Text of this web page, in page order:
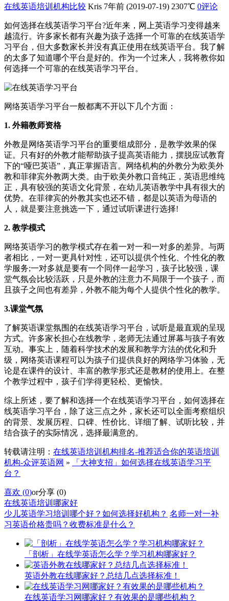
在线英语培训机构比较 Kris 7年前 (2019-07-19) 2307℃ 0评论
如何选择在线英语学习平台?近年来，网上英语学习变得越来
越流行。许多家长都有兴趣为孩子选择一个可靠的在线英语学
习平台，但大多数家长并没有真正使用在线英语平台。我了解
的太多了知道哪个平台是好的。作为一个过来人，我将教你如
何选择一个可靠的在线英语学习平台。
网络英语学习平台一般都离不开以下几个方面：
1. 外籍教师资格
外教是网络英语学习平台的重要组成部分，是教学效果的保
证。只有好的外教才能帮助孩子提高英语能力，摆脱应试教育
下的“哑巴英语”，真正掌握语言。网络机构的外教分为欧美外
教和菲律宾外教两大类。由于欧美外教口音纯正，英语思维纯
正，具有较强的英语文化背景，在幼儿英语教学中具有很大的
优势。在菲律宾的外教其实也还不错，都是以英语为母语的
人，就是要注意挑选一下，通过试听课进行选择!
2. 教学模式
网络英语学习的教学模式存在着一对一和一对多的差异。与两
者相比，一对一更具针对性，还可以提供个性化、个性化的教
学服务;一对多就是要有一个同伴一起学习，孩子比较强，课
堂气氛会比较活跃，只是外教的注意力不局限于一个孩子，而
且孩子之间也有差异，外教不能为每个人提供个性化的教学。
3.课堂气氛
了解英语课堂氛围的在线英语学习平台，试听是最直观的呈现
方式。许多家长担心在线教学，老师无法通过屏幕与孩子有效
互动。事实上，随着科学技术的发展和教学方法的优化和升
级，网络英语课程可以为孩子们提供良好的网络学习体验，无
论是在课件的设计、丰富的教学形式还是教材的使用上。在整
个教学过程中，孩子们学得更轻松、更愉快。
综上所述，要了解和选择一个在线英语学习平台，如何选择在
线英语学习平台，除了这三点之外，家长还可以全面考察组织
的背景、发展历程、口碑、性价比、详细了解、试听比较，并
结合孩子的实际情况，选择最满意的。
转载请注明： 在线英语培训机构排名-推荐适合你的英语培训
机构-众评英语网 »
「大神支招」如何选择在线英语学习平
台？
喜欢 (0)or分享 (0)
在线英语培训哪家好
少儿英语学习培训哪个好？如何选择好机构？ 名师一对一补
习英语价格贵吗？收费标准是什么？
「剖析」在线学英语怎么学？学习机构哪家好？
英语外教在线哪家好？总结几点选择标准！
在线英语学习网哪家好？有效果的是哪些机构？